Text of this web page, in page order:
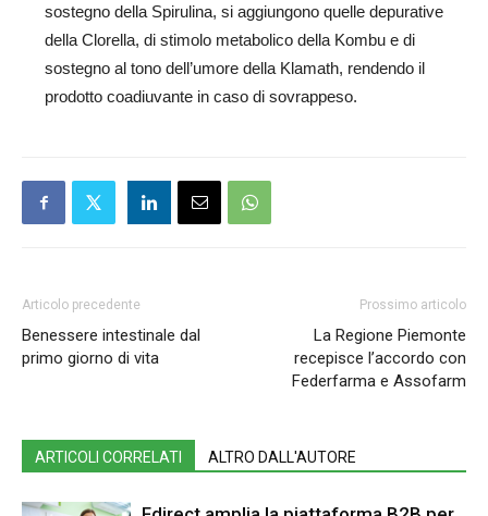
sostegno della Spirulina, si aggiungono quelle depurative
della Clorella, di stimolo metabolico della Kombu e di
sostegno al tono dell’umore della Klamath, rendendo il
prodotto coadiuvante in caso di sovrappeso.
Articolo precedente
Benessere intestinale dal
primo giorno di vita
Prossimo articolo
La Regione Piemonte
recepisce l’accordo con
Federfarma e Assofarm
ARTICOLI CORRELATI ALTRO DALL'AUTORE